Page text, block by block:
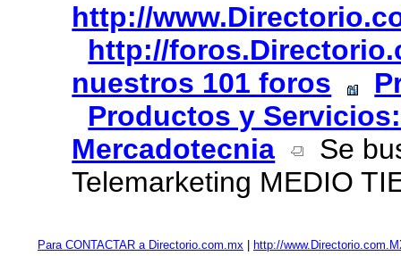
http://
http://
nuestros 101 foros
Productos y
Mercadotecnia
Se
Telemarketing MEDIO
Para CONTACTAR a Directorio.com.mx http://